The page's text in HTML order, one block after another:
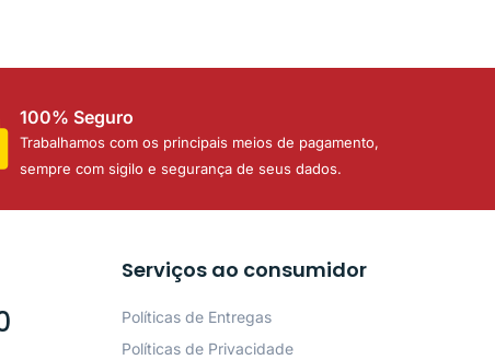
100% Seguro
Trabalhamos com os principais meios de pagamento,
sempre com sigilo e segurança de seus dados.
Serviços ao consumidor
Políticas de Entregas
Políticas de Privacidade